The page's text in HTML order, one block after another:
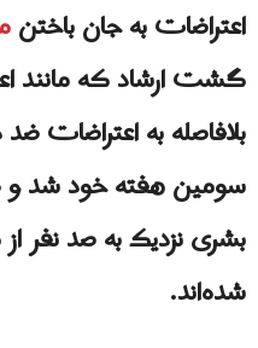
اعتراضات به جان باختن
گشت ارشاد که مانند
بلافاصله به اعتراضات
سومین هفته خود شد و
بشری نزدیک به صد نفر
شده‌اند.